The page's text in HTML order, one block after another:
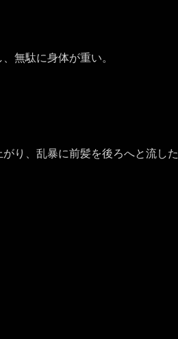
無駄に身体が重い。
り、乱暴に前髪を後ろへと流した